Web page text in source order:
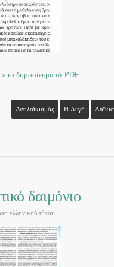
το δημοσίευμα σε PDF
Αντιλαϊκισμός Η Αυγή
δαιμόνιο
ελληνικού τύπου